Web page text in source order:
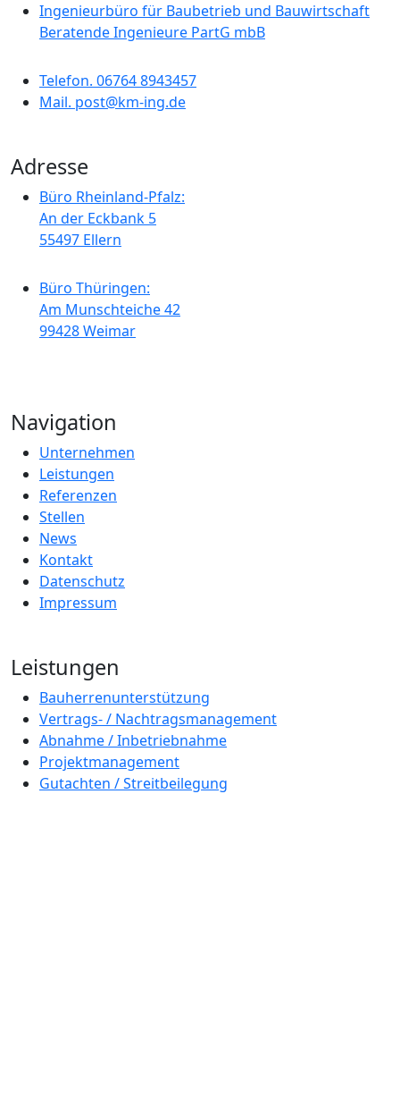
Ingenieurbüro für Baubetrieb und Bauwirtschaft
Beratende Ingenieure PartG mbB
Telefon. 06764 8943457
Mail. post@km-ing.de
Adresse
Büro Rheinland-Pfalz:
An der Eckbank 5
55497 Ellern
Büro Thüringen:
Am Munschteiche 42
99428 Weimar
Navigation
Unternehmen
Leistungen
Referenzen
Stellen
News
Kontakt
Datenschutz
Impressum
Leistungen
Bauherrenunterstützung
Vertrags- / Nachtragsmanagement
Abnahme / Inbetriebnahme
Projektmanagement
Gutachten / Streitbeilegung